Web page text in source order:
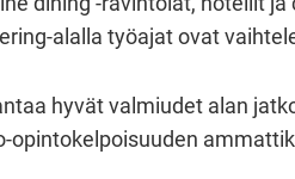
alalla työajat ovat
hyvät valmiudet alan
opintokelpoisuuden